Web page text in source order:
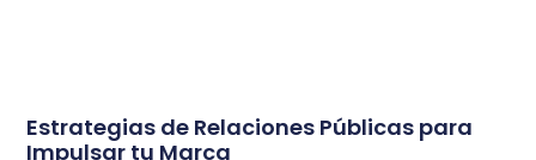
Estrategias de Relaciones Públicas para
Impulsar tu Marca